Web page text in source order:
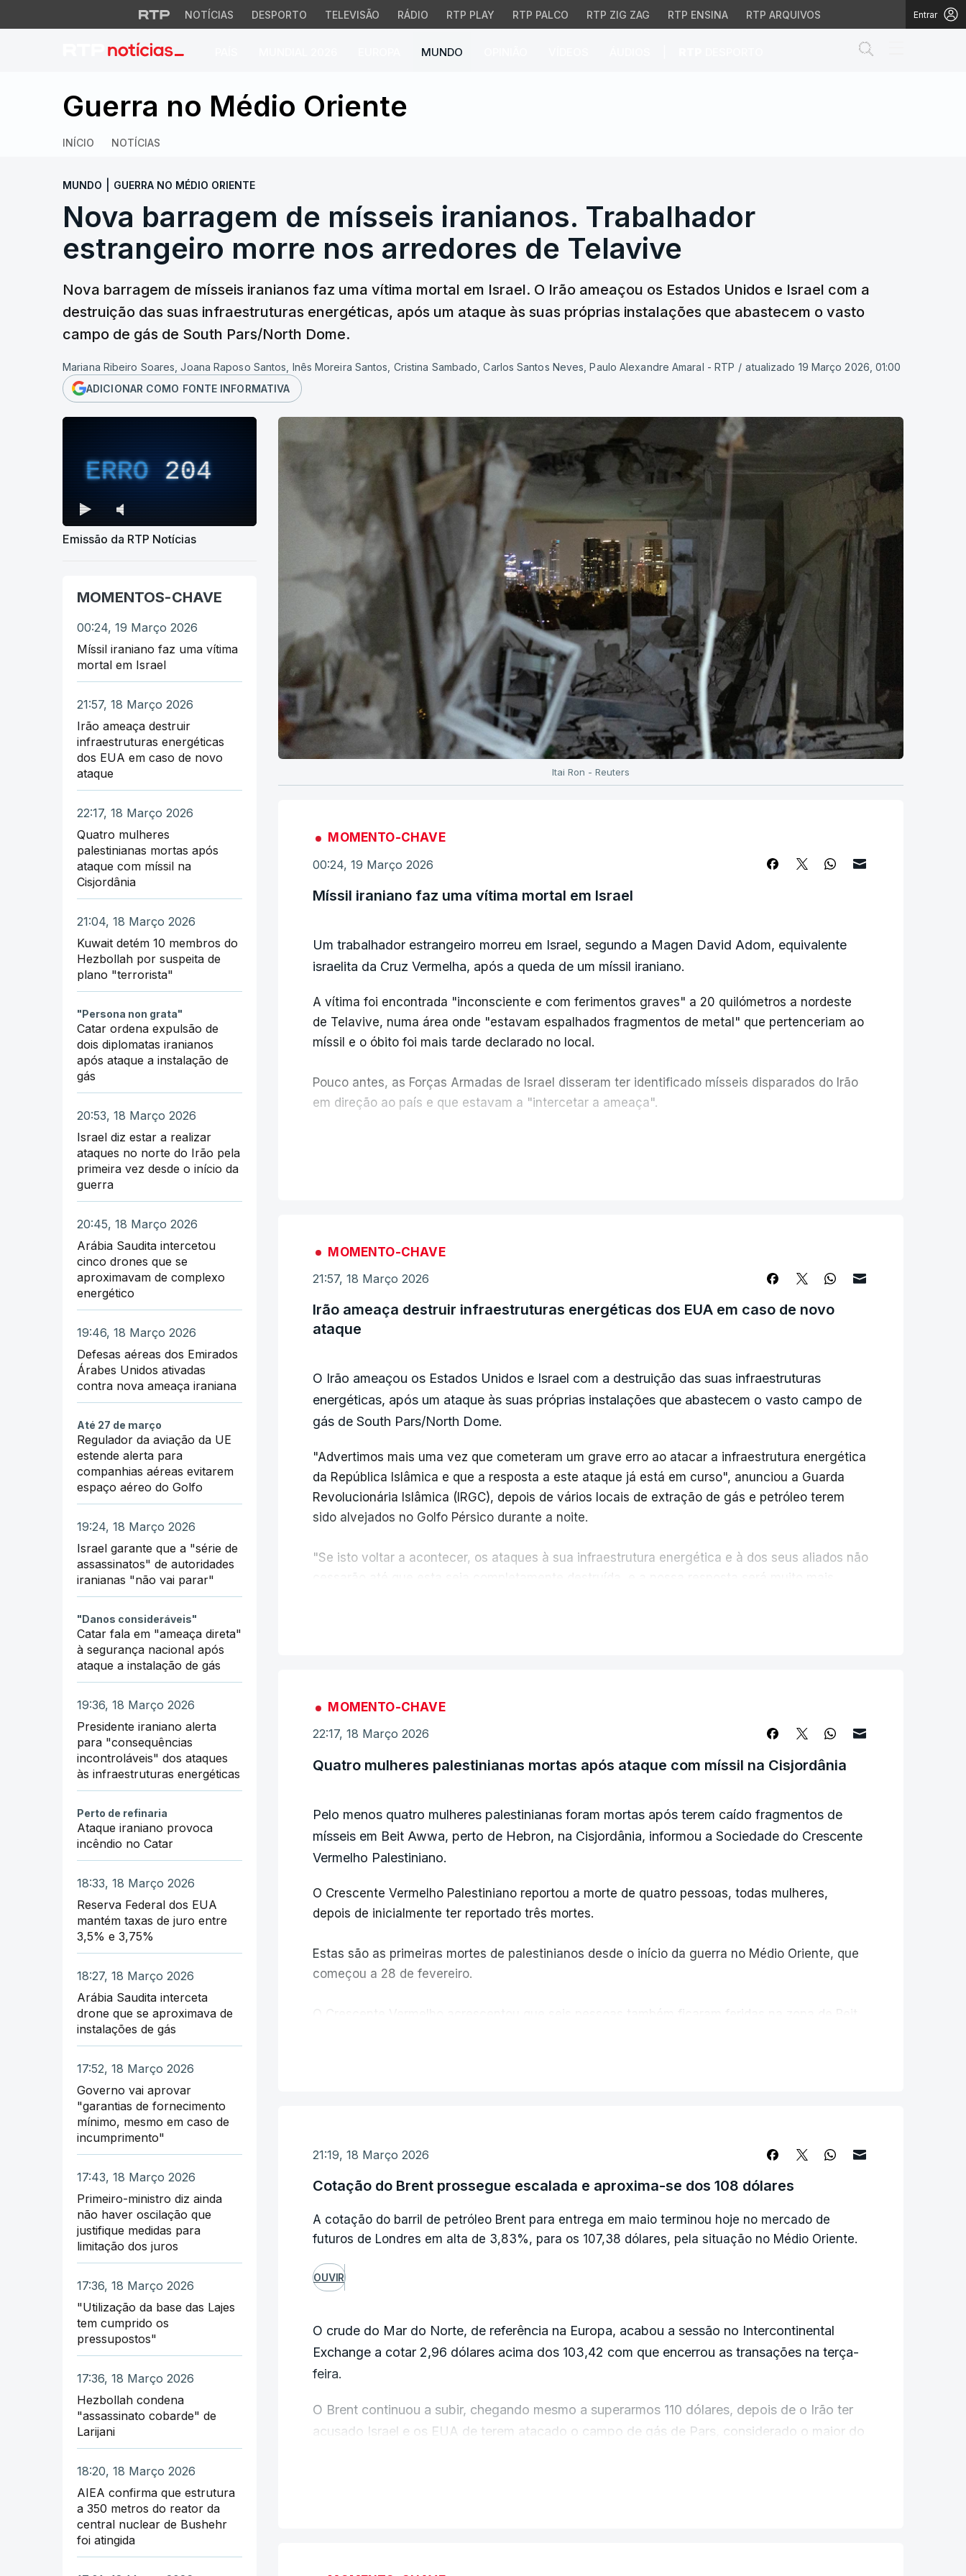
NOTÍCIAS DESPORTO TELEVISÃO RÁDIO RTP PLAY RTP PALCO RTP ZIG ZAG RTP ENSINA RTP ARQUIVOS Entrar
MUNDO
Nova barragem de mísseis iranianos. Trabalhador estrangeiro
Guerra no Médio Oriente
INÍCIO NOTÍCIAS
MUNDO GUERRA NO MÉDIO ORIENTE
Nova barragem de mísseis iranianos. Trabalhador
estrangeiro morre nos arredores de Telavive
Nova barragem de mísseis iranianos faz uma vítima mortal em Israel. O Irão ameaçou os Estados Unidos e Israel com a
destruição das suas infraestruturas energéticas, após um ataque às suas próprias instalações que abastecem o vasto
campo de gás de South Pars/North Dome.
Mariana Ribeiro Soares, Joana Raposo Santos, Inês Moreira Santos, Cristina Sambado, Carlos Santos Neves, Paulo Alexandre Amaral - RTP / atualizado 19 Março 2026, 01:00
ADICIONAR COMO FONTE INFORMATIVA
ERRO204
Emissão da RTP Notícias
MOMENTOS-CHAVE
00:24, 19 Março 2026
Míssil iraniano faz uma vítima
mortal em Israel
21:57, 18 Março 2026
Irão ameaça destruir
infraestruturas energéticas
dos EUA em caso de novo
ataque
22:17, 18 Março 2026
Quatro mulheres
palestinianas mortas após
ataque com míssil na
Cisjordânia
21:04, 18 Março 2026
Kuwait detém 10 membros do
Hezbollah por suspeita de
plano "terrorista"
"Persona non grata"
Catar ordena expulsão de
dois diplomatas iranianos
após ataque a instalação de
gás
20:53, 18 Março 2026
Israel diz estar a realizar
ataques no norte do Irão pela
primeira vez desde o início da
guerra
20:45, 18 Março 2026
Arábia Saudita intercetou
cinco drones que se
aproximavam de complexo
energético
19:46, 18 Março 2026
Defesas aéreas dos Emirados
Árabes Unidos ativadas
contra nova ameaça iraniana
Até 27 de março
Regulador da aviação da UE
estende alerta para
companhias aéreas evitarem
espaço aéreo do Golfo
19:24, 18 Março 2026
Israel garante que a "série de
assassinatos" de autoridades
iranianas "não vai parar"
"Danos consideráveis"
Catar fala em "ameaça direta"
à segurança nacional após
ataque a instalação de gás
19:36, 18 Março 2026
Presidente iraniano alerta
para "consequências
incontroláveis" dos ataques
às infraestruturas energéticas
Perto de refinaria
Ataque iraniano provoca
incêndio no Catar
18:33, 18 Março 2026
Reserva Federal dos EUA
mantém taxas de juro entre
3,5% e 3,75%
18:27, 18 Março 2026
Arábia Saudita interceta
drone que se aproximava de
instalações de gás
17:52, 18 Março 2026
Governo vai aprovar
"garantias de fornecimento
mínimo, mesmo em caso de
incumprimento"
17:43, 18 Março 2026
Primeiro-ministro diz ainda
não haver oscilação que
justifique medidas para
limitação dos juros
17:36, 18 Março 2026
"Utilização da base das Lajes
tem cumprido os
pressupostos"
17:36, 18 Março 2026
Hezbollah condena
"assassinato cobarde" de
Larijani
18:20, 18 Março 2026
AIEA confirma que estrutura
a 350 metros do reator da
central nuclear de Bushehr
foi atingida
Itai Ron - Reuters
MOMENTO-CHAVE
00:24, 19 Março 2026
Míssil iraniano faz uma vítima mortal em Israel
Um trabalhador estrangeiro morreu em Israel, segundo a Magen David Adom, equivalente
israelita da Cruz Vermelha, após a queda de um míssil iraniano.
A vítima foi encontrada "inconsciente e com ferimentos graves" a 20 quilómetros a nordeste
de Telavive, numa área onde "estavam espalhados fragmentos de metal" que pertenceriam ao
míssil e o óbito foi mais tarde declarado no local.
Pouco antes, as Forças Armadas de Israel disseram ter identificado mísseis disparados do Irão
em direção ao país e que estavam a "intercetar a ameaça".
Segundo a EuropaPress, trata-se de quatro mulheres palestinas que se encontravam num salão
de beleza perto da cidade de Hebron, na Cisjordânia ocupada.
aos controlos de estradas pelas forças israelitas.
c/ Lusa
MOMENTO-CHAVE
21:57, 18 Março 2026
Irão ameaça destruir infraestruturas energéticas dos EUA em caso de novo
ataque
O Irão ameaçou os Estados Unidos e Israel com a destruição das suas infraestruturas
energéticas, após um ataque às suas próprias instalações que abastecem o vasto campo de
gás de South Pars/North Dome.
"Advertimos mais uma vez que cometeram um grave erro ao atacar a infraestrutura energética
da República Islâmica e que a resposta a este ataque já está em curso", anunciou a Guarda
Revolucionária Islâmica (IRGC), depois de vários locais de extração de gás e petróleo terem
sido alvejados no Golfo Pérsico durante a noite.
"Se isto voltar a acontecer, os ataques à sua infraestrutura energética e à dos seus aliados não
cessarão até que esta seja completamente destruída, e a nossa resposta será muito mais
MOMENTO-CHAVE
22:17, 18 Março 2026
Quatro mulheres palestinianas mortas após ataque com míssil na Cisjordânia
Pelo menos quatro mulheres palestinianas foram mortas após terem caído fragmentos de
mísseis em Beit Awwa, perto de Hebron, na Cisjordânia, informou a Sociedade do Crescente
Vermelho Palestiniano.
O Crescente Vermelho Palestiniano reportou a morte de quatro pessoas, todas mulheres,
depois de inicialmente ter reportado três mortes.
Estas são as primeiras mortes de palestinianos desde o início da guerra no Médio Oriente, que
começou a 28 de fevereiro.
O Crescente Vermelho acrescentou que seis pessoas também ficaram feridas na zona de Beit
21:19, 18 Março 2026
Cotação do Brent prossegue escalada e aproxima-se dos 108 dólares
A cotação do barril de petróleo Brent para entrega em maio terminou hoje no mercado de
futuros de Londres em alta de 3,83%, para os 107,38 dólares, pela situação no Médio Oriente.
OUVIR
O crude do Mar do Norte, de referência na Europa, acabou a sessão no Intercontinental
Exchange a cotar 2,96 dólares acima dos 103,42 com que encerrou as transações na terça-
feira.
O Brent continuou a subir, chegando mesmo a superarmos 110 dólares, depois de o Irão ter
acusado Israel e os EUA de terem atacado o campo de gás de Pars, considerado o maior do